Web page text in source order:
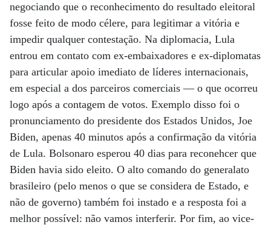
negociando que o reconhecimento do resultado eleitoral
fosse feito de modo célere, para legitimar a vitória e
impedir qualquer contestação. Na diplomacia, Lula
entrou em contato com ex-embaixadores e ex-diplomatas
para articular apoio imediato de líderes internacionais,
em especial a dos parceiros comerciais — o que ocorreu
logo após a contagem de votos. Exemplo disso foi o
pronunciamento do presidente dos Estados Unidos, Joe
Biden, apenas 40 minutos após a confirmação da vitória
de Lula. Bolsonaro esperou 40 dias para reconehcer que
Biden havia sido eleito. O alto comando do generalato
brasileiro (pelo menos o que se considera de Estado, e
não de governo) também foi instado e a resposta foi a
melhor possível: não vamos interferir. Por fim, ao vice-